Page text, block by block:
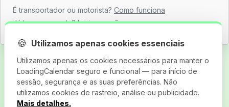
É transportador ou motorista? Como funciona
Já tem uma conta?Iniciar sessão
🍪 Utilizamos apenas cookies essenciais
Utilizamos apenas os cookies necessários para manter o
LoadingCalendar seguro e funcional — para início de
sessão, segurança e as suas preferências. Não
utilizamos cookies de rastreio, análise ou publicidade.
Mais detalhes.